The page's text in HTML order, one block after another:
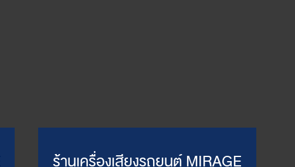
ร้านเครื่องเสียงรถยนต์ MIRAGE